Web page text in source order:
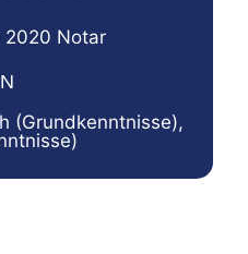
2020 Notar
(Grundkenntnisse),